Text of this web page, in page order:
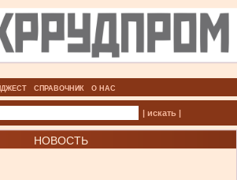
СПРАВОЧНИК О НАС
| искать |
НОВОСТЬ